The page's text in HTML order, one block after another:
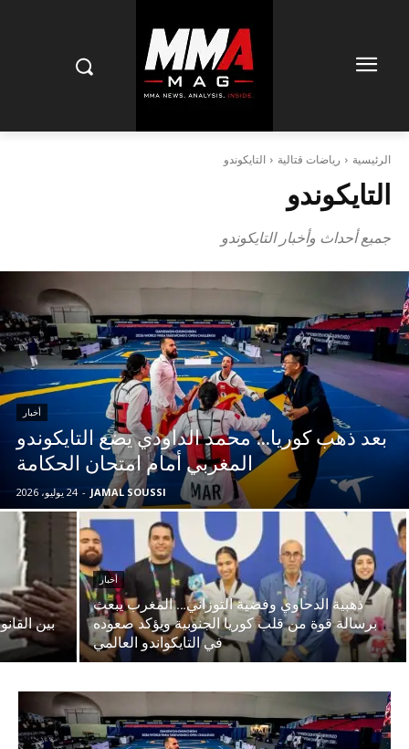
الرئيسية رياضات قتالية التايكوندو
التايكوندو
جميع أحداث وأخبار التايكوندو
أخبار
بعد ذهب كوريا… محمد الداودي يضع التايكوندو
المغربي أمام امتحان الحكامة
JAMAL SOUSSI
- 24 يوليو، 2026
أخبار
ذهبية الدحاوي وفضية التوزاني… المغرب يبعث
برسالة قوة من قلب كوريا الجنوبية ويؤكد صعوده
في التايكواندو العالمي
بين